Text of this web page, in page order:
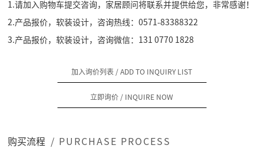
1.请加入购物车提交咨询，家居顾问将联系并提供给您，非常感谢！
2.产品报价，软装设计，咨询热线：0571-83388322
3.产品报价，软装设计，咨询微信：131 0770 1828
加入询价列表 / ADD TO INQUIRY LIST
立即询价 / INQUIRE NOW
购买流程 / PURCHASE PROCESS